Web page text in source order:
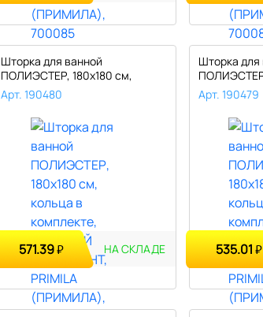
Шторка для ванной
ПОЛИЭСТЕР, 180х180 см,
кольца в компл..
Арт. 190480
571.39₽ НА СКЛАДЕ
Шторка для
кольца в
Арт. 190479
535.01 ₽